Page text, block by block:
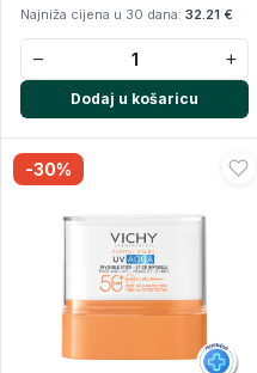
Najniža cijena u 30 dana: 32.21 €
− +
Dodaj u košaricu
-30%